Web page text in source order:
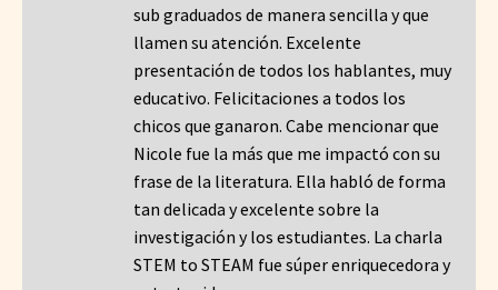
sub graduados de manera sencilla y que
llamen su atención. Excelente
presentación de todos los hablantes, muy
educativo. Felicitaciones a todos los
chicos que ganaron. Cabe mencionar que
Nicole fue la más que me impactó con su
frase de la literatura. Ella habló de forma
tan delicada y excelente sobre la
investigación y los estudiantes. La charla
STEM to STEAM fue súper enriquecedora y